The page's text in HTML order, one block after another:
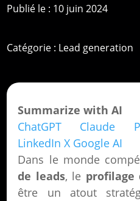
Publié le : 10 juin 2024
Catégorie : Lead generation
Summarize with AI
ChatGPT
Claude
LinkedIn X Google AI
Dans le monde
de leads, le profilage
être un atout